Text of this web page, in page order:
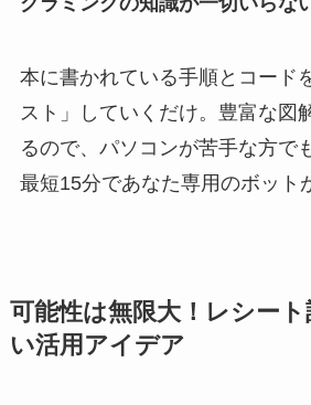
本に書かれている手順とコード
スト」していくだけ。豊富な図
るので、パソコンが苦手な方で
最短15分であなた専用のボット
可能性は無限大！レシー
い活用アイデア